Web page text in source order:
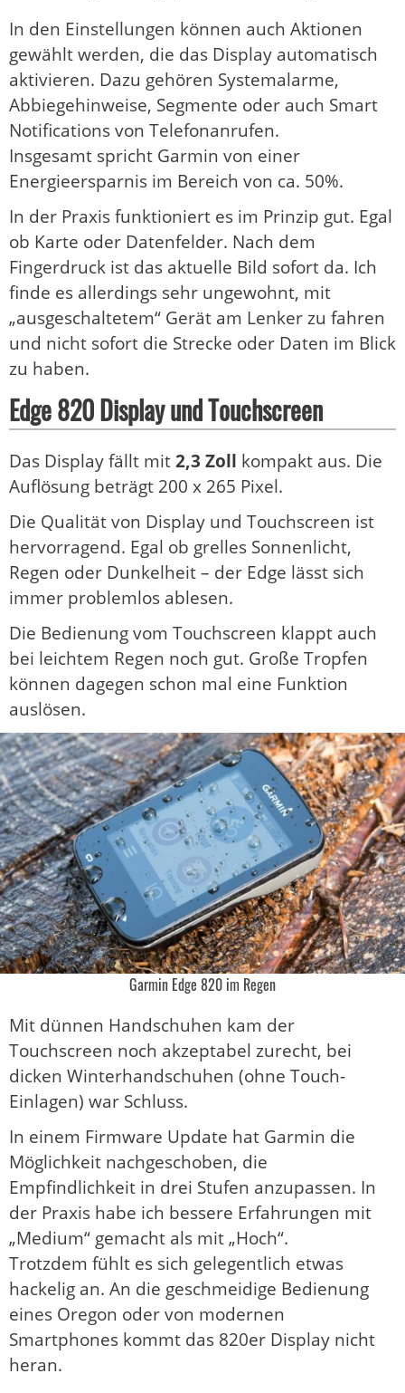
In den Einstellungen können auch Aktionen
gewählt werden, die das Display automatisch
aktivieren. Dazu gehören Systemalarme,
Abbiegehinweise, Segmente oder auch Smart
Notifications von Telefonanrufen.
Insgesamt spricht Garmin von einer
Energieersparnis im Bereich von ca. 50%.
In der Praxis funktioniert es im Prinzip gut. Egal
ob Karte oder Datenfelder. Nach dem
Fingerdruck ist das aktuelle Bild sofort da. Ich
finde es allerdings sehr ungewohnt, mit
„ausgeschaltetem“ Gerät am Lenker zu fahren
und nicht sofort die Strecke oder Daten im Blick
zu haben.
Edge 820 Display und Touchscreen
Das Display fällt mit2,3 Zoll kompakt aus. Die
Auflösung beträgt 200 x 265 Pixel.
Die Qualität von Display und Touchscreen ist
hervorragend. Egal ob grelles Sonnenlicht,
Regen oder Dunkelheit – der Edge lässt sich
immer problemlos ablesen.
Die Bedienung vom Touchscreen klappt auch
bei leichtem Regen noch gut. Große Tropfen
können dagegen schon mal eine Funktion
auslösen.
Garmin Edge 820 im Regen
Mit dünnen Handschuhen kam der
Touchscreen noch akzeptabel zurecht, bei
dicken Winterhandschuhen (ohne Touch-
Einlagen) war Schluss.
In einem Firmware Update hat Garmin die
Möglichkeit nachgeschoben, die
Empfindlichkeit in drei Stufen anzupassen. In
der Praxis habe ich bessere Erfahrungen mit
„Medium“ gemacht als mit „Hoch“.
Trotzdem fühlt es sich gelegentlich etwas
hackelig an. An die geschmeidige Bedienung
eines Oregon oder von modernen
Smartphones kommt das 820er Display nicht
heran.